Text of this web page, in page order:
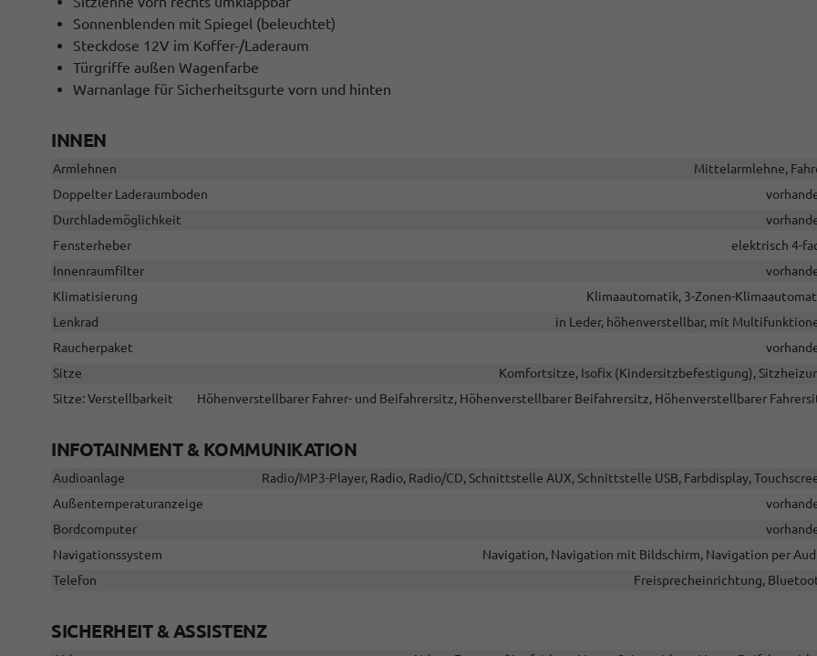
Sonnenblenden mit Spiegel (beleuchtet)
Steckdose 12V im Koffer-/Laderaum
Türgriffe außen Wagenfarbe
Warnanlage für Sicherheitsgurte vorn und hinten
INNEN
Armlehnen
Mittelarmlehne,
Doppelter Laderaumboden
Durchlademöglichkeit
Fensterheber
elektrisch 4-
Innenraumfilter
Klimatisierung
Klimaautomatik, 3-Zonen-
Lenkrad
in Leder, höhenverstellbar, mit
Raucherpaket
Sitze
Komfortsitze, Isofix (Kindersitzbefestigung),
Sitze: Verstellbarkeit
Höhenverstellbarer Fahrer- und Beifahrersitz, Höhenverstellbarer Beifahrersitz, Höhenverstellbarer
INFOTAINMENT & KOMMUNIKATION
Audioanlage
Radio/MP3-Player, Radio, Radio/CD, Schnittstelle AUX, Schnittstelle USB, Farbdisplay,
Außentemperaturanzeige
Bordcomputer
Navigationssystem
Navigation, Navigation mit Bildschirm, Navigation per
Telefon
Freisprecheinrichtung,
SICHERHEIT & ASSISTENZ